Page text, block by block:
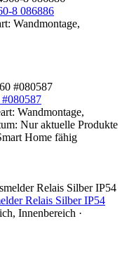
8 086886
Wandmontage,
Wandmontage,
Nur aktuelle Produkte
Home fähig
Relais Silber IP54
Innenbereich ·